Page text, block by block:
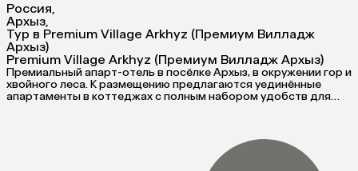
Россия,
Архыз,
Тур в Premium Village Arkhyz (Премиум Вилладж
Архыз)
Premium Village Arkhyz (Премиум Вилладж Архыз)
Премиальный апарт-отель в посёлке Архыз, в окружении гор и
хвойного леса. К размещению предлагаются уединённые
апартаменты в коттеджах с полным набором удобств для
отдыха и спокойного уединённого отдыха вдали от